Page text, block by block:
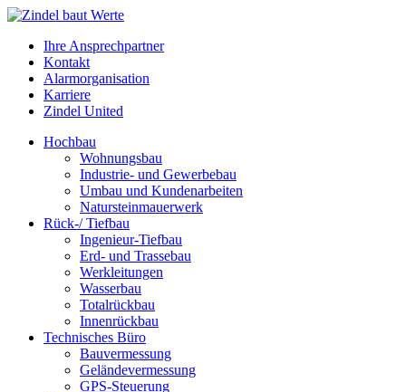
Ihre Ansprechpartner
Kontakt
Alarmorganisation
Karriere
Zindel United
Hochbau
Wohnungsbau
Industrie- und Gewerbebau
Umbau und Kundenarbeiten
Natursteinmauerwerk
Rück-/ Tiefbau
Ingenieur-Tiefbau
Erd- und Trassebau
Werkleitungen
Wasserbau
Totalrückbau
Innenrückbau
Technisches Büro
Bauvermessung
Geländevermessung
GPS-Steuerung